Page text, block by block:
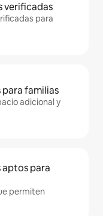
verificadas
para
familias
adicional y
para
permiten